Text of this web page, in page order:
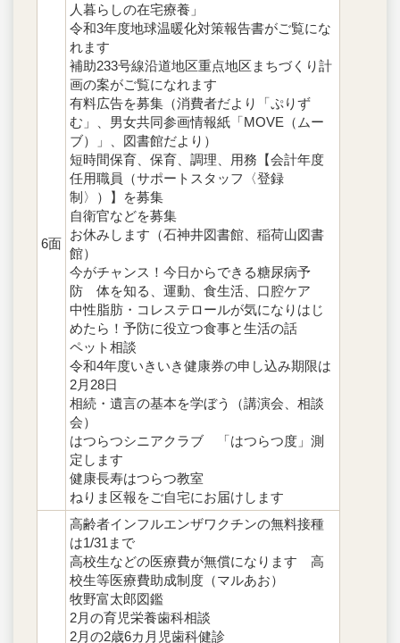
6面
人暮らしの在宅療養」
令和3年度地球温暖化対策報告書がご覧にな
れます
補助233号線沿道地区重点地区まちづくり計
画の案がご覧になれます
有料広告を募集（消費者だより「ぷりず
む」、男女共同参画情報紙「MOVE（ムー
ブ）」、図書館だより）
短時間保育、保育、調理、用務【会計年度
任用職員（サポートスタッフ〈登録
制〉）】を募集
自衛官などを募集
お休みします（石神井図書館、稲荷山図書
館）
今がチャンス！今日からできる糖尿病予
防 体を知る、運動、食生活、口腔ケア
中性脂肪・コレステロールが気になりはじ
めたら！予防に役立つ食事と生活の話
ペット相談
令和4年度いきいき健康券の申し込み期限は
2月28日
相続・遺言の基本を学ぼう（講演会、相談
会）
はつらつシニアクラブ 「はつらつ度」測
定します
健康長寿はつらつ教室
ねりま区報をご自宅にお届けします
高齢者インフルエンザワクチンの無料接種
は1/31まで
高校生などの医療費が無償になります 高
校生等医療費助成制度（マルあお）
牧野富太郎図鑑
2月の育児栄養歯科相談
2月の2歳6カ月児歯科健診